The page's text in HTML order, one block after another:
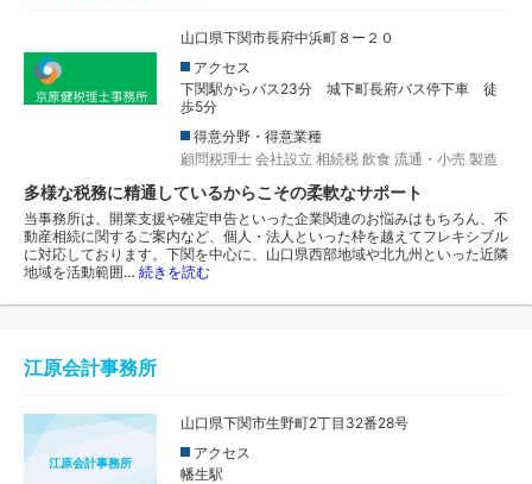
山口県下関市長府中浜町８ー２０
アクセス
下関駅からバス23分 城下町長府バス停下車 徒
歩5分
得意分野・得意業種
顧問税理士 会社設立 相続税 飲食 流通・小売 製造
多様な税務に精通しているからこその柔軟なサポート
当事務所は、開業支援や確定申告といった企業関連のお悩みはもちろん、不
動産相続に関するご案内など、個人・法人といった枠を越えてフレキシブル
に対応しております。下関を中心に、山口県西部地域や北九州といった近隣
地域を活動範囲… 続きを読む
江原会計事務所
江原会計事務所
山口県下関市生野町2丁目32番28号
アクセス
幡生駅